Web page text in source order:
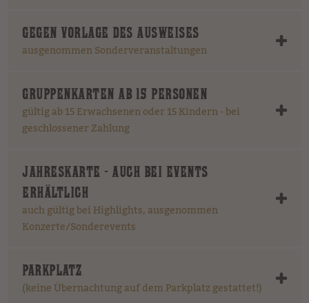
GEGEN VORLAGE DES AUSWEISES
ausgenommen Sonderveranstaltungen
GRUPPENKARTEN AB 15 PERSONEN
gültig ab 15 Erwachsenen oder 15 Kindern - bei
geschlossener Zahlung
JAHRESKARTE - AUCH BEI EVENTS
ERHÄLTLICH
auch gültig bei Highlights, ausgenommen
Konzerte/Sonderevents
PARKPLATZ
(keine Übernachtung auf dem Parkplatz gestattet!)